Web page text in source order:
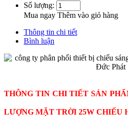
Số lượng:
Mua ngay Thêm vào giỏ hàng
Thông tin chi tiết
Bình luận
THÔNG TIN CHI TIẾT SẢN
LƯỢNG MẶT TRỜI 25W CHIẾU